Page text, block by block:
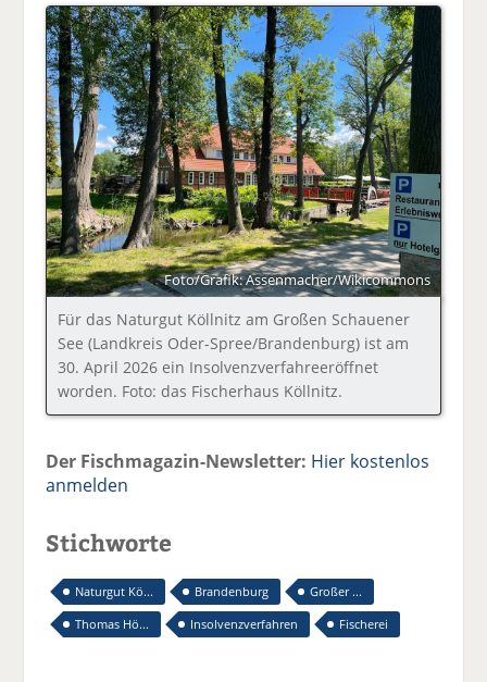
Foto/Grafik: Assenmacher/Wikicommons
Für das Naturgut Köllnitz am Großen Schauener
See (Landkreis Oder-Spree/Brandenburg) ist am
30. April 2026 ein Insolvenzverfahreeröffnet
worden. Foto: das Fischerhaus Köllnitz.
Der Fischmagazin-Newsletter: Hier kostenlos
anmelden
Stichworte
Naturgut Kö... Brandenburg
Großer ...
Thomas Hö...
Insolvenzverfahren Fischerei